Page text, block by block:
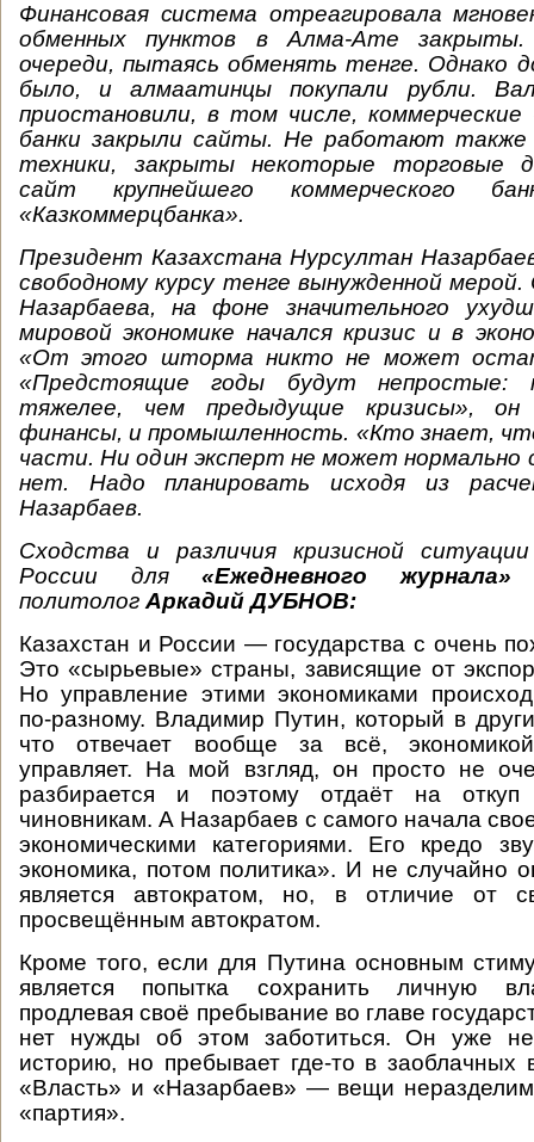
Финансовая система отреагировала
обменных пунктов в Алма-Ате
очереди, пытаясь обменять тенге. Однако
было, и алмаатинцы покупали рубли.
приостановили, в том числе, коммерческие
банки закрыли сайты. Не работают также
техники, закрыты некоторые торговые
сайт крупнейшего коммерческого
«Казкоммерцбанка».
Президент Казахстана Нурсултан
свободному курсу тенге вынужденной
Назарбаева, на фоне значительного
мировой экономике начался кризис и в
«От этого шторма никто не может
«Предстоящие годы будут непростые:
тяжелее, чем предыдущие кризисы»,
финансы, и промышленность. «Кто знает,
части. Ни один эксперт не может нормально
нет. Надо планировать исходя из
Назарбаев.
Сходства и различия
кризисной
России для
«Ежедневного журнала»
политолог Аркадий ДУБНОВ:
Казахстан и России — государства с очень
Это «сырьевые» страны, зависящие от
Но управление этими экономиками
по-разному. Владимир Путин, который в
что отвечает вообще за всё,
управляет. На мой взгляд, он просто не
разбирается и поэтому отдаёт на откуп
чиновникам. А Назарбаев с самого начала
экономическими категориями. Его кредо
экономика, потом политика». И не случайно
является автократом, но, в отличие от
просвещённым автократом.
Кроме того, если для Путина основным
является попытка сохранить личную
продлевая своё пребывание во главе
нет нужды об этом заботиться. Он уже
историю, но пребывает где-то в
«Власть» и «Назарбаев» — вещи
«партия».